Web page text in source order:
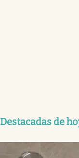
Destacadas de